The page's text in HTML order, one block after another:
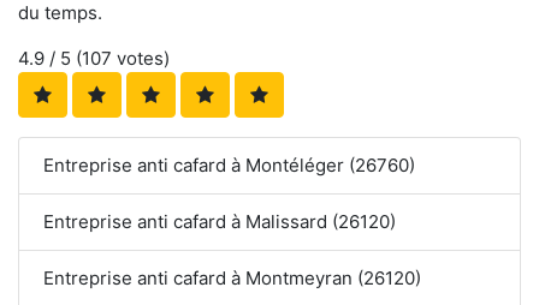
du temps.
4.9 / 5 (107 votes)
Entreprise anti cafard à Montéléger (26760)
Entreprise anti cafard à Malissard (26120)
Entreprise anti cafard à Montmeyran (26120)